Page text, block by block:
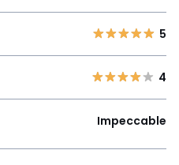
5
4
Impeccable